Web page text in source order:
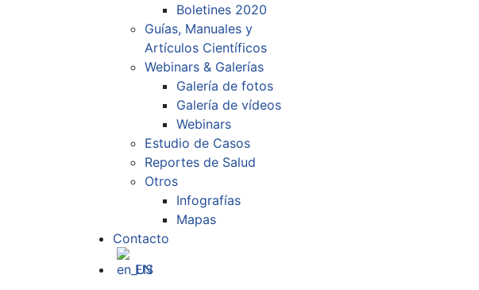
Boletines 2020
Guías, Manuales y
Artículos Científicos
Webinars & Galerías
Galería de fotos
Galería de vídeos
Webinars
Estudio de Casos
Reportes de Salud
Otros
Infografías
Mapas
Contacto
EN